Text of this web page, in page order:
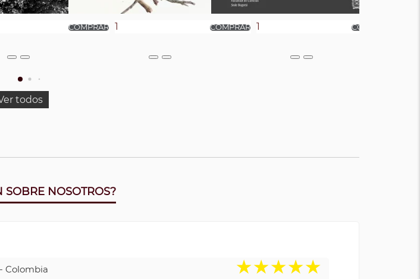
todos
SOBRE NOSOTROS?
Colombia ★★★★★